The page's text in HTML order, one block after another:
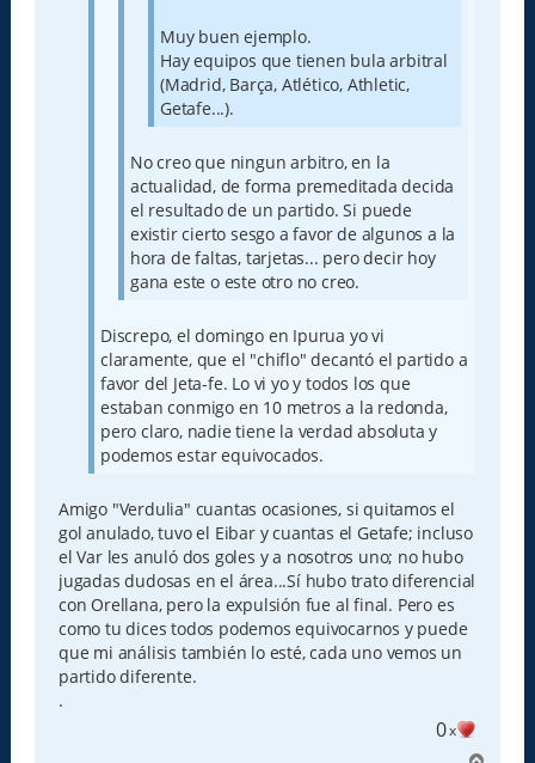
Muy buen ejemplo.
Hay equipos que tienen bula arbitral
(Madrid, Barça, Atlético, Athletic,
Getafe...).
No creo que ningun arbitro, en la
actualidad, de forma premeditada decida
el resultado de un partido. Si puede
existir cierto sesgo a favor de algunos a la
hora de faltas, tarjetas... pero decir hoy
gana este o este otro no creo.
Discrepo, el domingo en Ipurua yo vi
claramente, que el "chiflo" decantó el partido a
favor del Jeta-fe. Lo vi yo y todos los que
estaban conmigo en 10 metros a la redonda,
pero claro, nadie tiene la verdad absoluta y
podemos estar equivocados.
Amigo "Verdulia" cuantas ocasiones, si quitamos el
gol anulado, tuvo el Eibar y cuantas el Getafe; incluso
el Var les anuló dos goles y a nosotros uno; no hubo
jugadas dudosas en el área...Sí hubo trato diferencial
con Orellana, pero la expulsión fue al final. Pero es
como tu dices todos podemos equivocarnos y puede
que mi análisis también lo esté, cada uno vemos un
partido diferente.
.
0x